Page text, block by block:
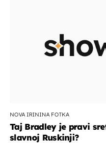
NOVA IRININA FOTKA
Taj Bradley je pravi
slavnoj Ruskinji?